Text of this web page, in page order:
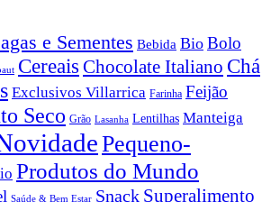
e Sementes Bebida Bio Bolo
Cereais Chocolate Italiano Chá
Exclusivos Villarrica Farinha Feijão
Seco Grão Lasanha Lentilhas Manteiga
Pequeno-
Produtos do Mundo
Saúde & Bem Estar Snack Superalimento